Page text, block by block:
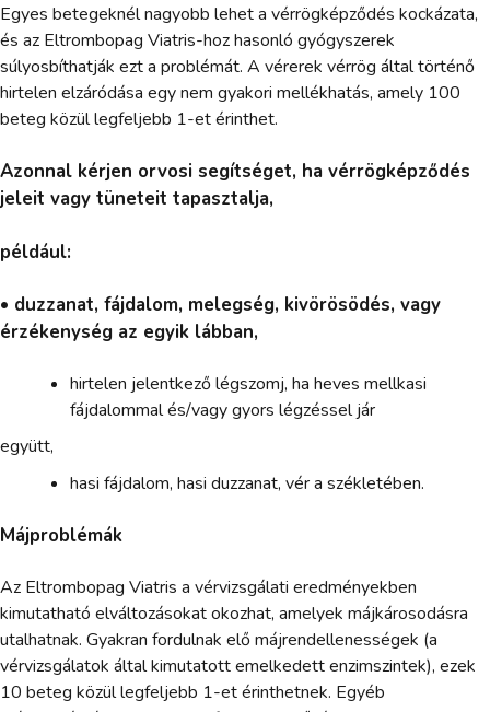
Egyes betegeknél nagyobb lehet a vérrögképződés kockázata,
és az Eltrombopag Viatris-hoz hasonló gyógyszerek
súlyosbíthatják ezt a problémát. A vérerek vérrög által történő
hirtelen elzáródása egy nem gyakori mellékhatás, amely 100
beteg közül legfeljebb 1-et érinthet.
Azonnal kérjen orvosi segítséget, ha vérrögképződés
jeleit vagy tüneteit tapasztalja,
például:
• duzzanat, fájdalom, melegség, kivörösödés, vagy
érzékenység az egyik lábban,
hirtelen jelentkező légszomj, ha heves mellkasi
fájdalommal és/vagy gyors légzéssel jár
együtt,
hasi fájdalom, hasi duzzanat, vér a székletében.
Májproblémák
Az Eltrombopag Viatris a vérvizsgálati eredményekben
kimutatható elváltozásokat okozhat, amelyek májkárosodásra
utalhatnak. Gyakran fordulnak elő májrendellenességek (a
vérvizsgálatok által kimutatott emelkedett enzimszintek), ezek
10 beteg közül legfeljebb 1-et érinthetnek. Egyéb